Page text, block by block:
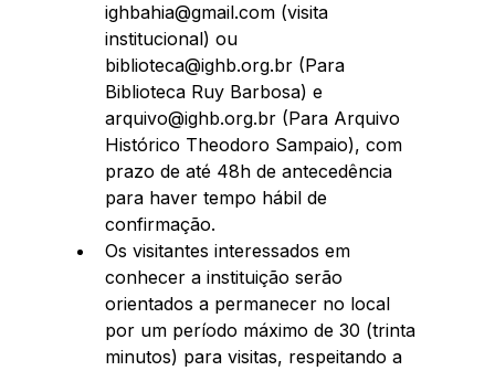
ighbahia@gmail.com (visita
institucional) ou
biblioteca@ighb.org.br (Para
Biblioteca Ruy Barbosa) e
arquivo@ighb.org.br (Para Arquivo
Histórico Theodoro Sampaio), com
prazo de até 48h de antecedência
para haver tempo hábil de
confirmação.
Os visitantes interessados em
conhecer a instituição serão
orientados a permanecer no local
por um período máximo de 30 (trinta
minutos) para visitas, respeitando a